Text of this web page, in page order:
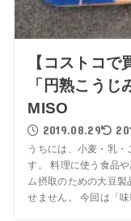
【コストコ
「円熟こう
MISO
2019.08.29
うちには、小麦・乳・
す。 料理に使う食品
ム摂取のための大豆
せません。 今回は「